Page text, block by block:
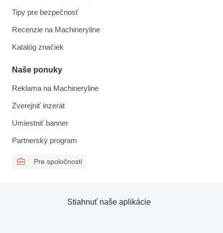
Tipy pre bezpečnosť
Recenzie na Machineryline
Katalóg značiek
Naše ponuky
Reklama na Machineryline
Zverejniť inzerát
Umiestniť banner
Partnerský program
Pre spoločnosti
Stiahnuť naše aplikácie